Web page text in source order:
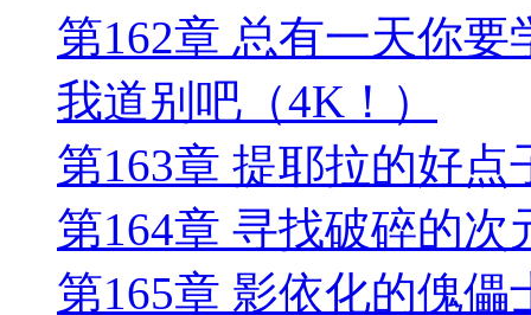
第162章 总有一天你
我道别吧（4K！）
第163章 提耶拉的好点
第164章 寻找破碎的次
第165章 影依化的傀儡